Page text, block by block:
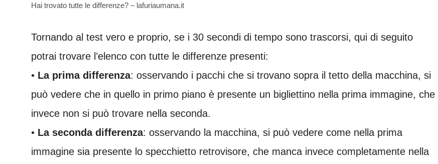
Hai trovato tutte le differenze? – lafuriaumana.it
Tornando al test vero e proprio, se i 30 secondi di tempo sono trascorsi, qui di seguito
potrai trovare l’elenco con tutte le differenze presenti:
• La prima differenza: osservando i pacchi che si trovano sopra il tetto della macchina, si
può vedere che in quello in primo piano è presente un bigliettino nella prima immagine, che
invece non si può trovare nella seconda.
• La seconda differenza: osservando la macchina, si può vedere come nella prima
immagine sia presente lo specchietto retrovisore, che manca invece completamente nella